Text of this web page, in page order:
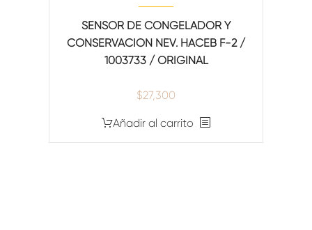
SENSOR DE CONGELADOR Y
CONSERVACION NEV. HACEB F-2 /
1003733 / ORIGINAL
$27,300
Añadir al carrito